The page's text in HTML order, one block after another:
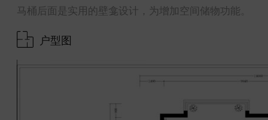
马桶后面是实用的壁龛设计，为增加空间储物功能。
户型图